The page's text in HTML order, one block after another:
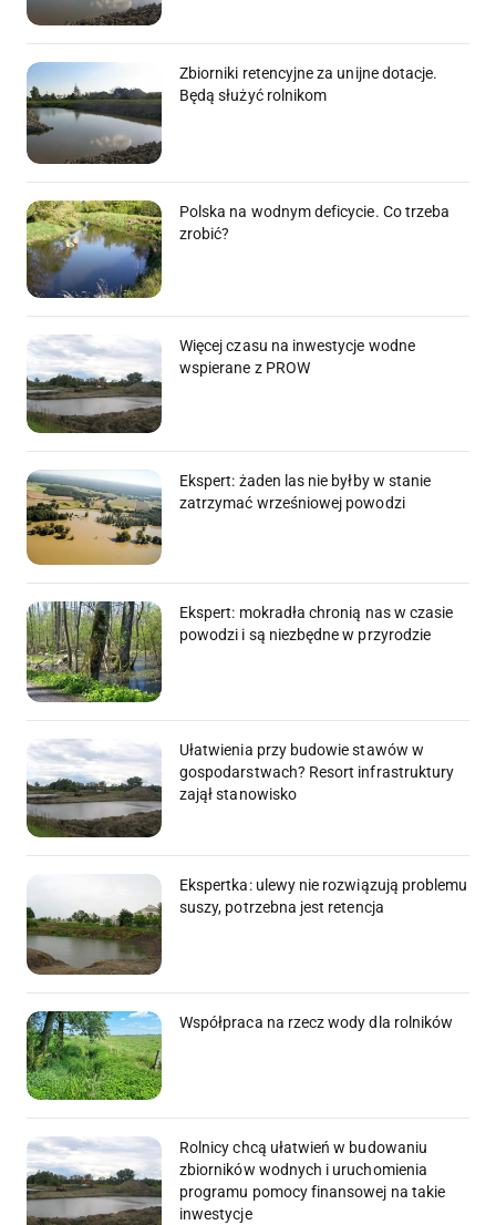
Zbiorniki retencyjne za unijne dotacje.
Będą służyć rolnikom
Polska na wodnym deficycie. Co trzeba
zrobić?
Więcej czasu na inwestycje wodne
wspierane z PROW
Ekspert: żaden las nie byłby w stanie
zatrzymać wrześniowej powodzi
Ekspert: mokradła chronią nas w czasie
powodzi i są niezbędne w przyrodzie
Ułatwienia przy budowie stawów w
gospodarstwach? Resort infrastruktury
zajął stanowisko
Ekspertka: ulewy nie rozwiązują problemu
suszy, potrzebna jest retencja
Współpraca na rzecz wody dla rolników
Rolnicy chcą ułatwień w budowaniu
zbiorników wodnych i uruchomienia
programu pomocy finansowej na takie
inwestycje